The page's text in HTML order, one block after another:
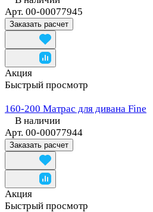
Арт. 00-00077945
Заказать расчет
Акция
Быстрый просмотр
160-200 Матрас для дивана Fine
В наличии
Арт. 00-00077944
Заказать расчет
Акция
Быстрый просмотр